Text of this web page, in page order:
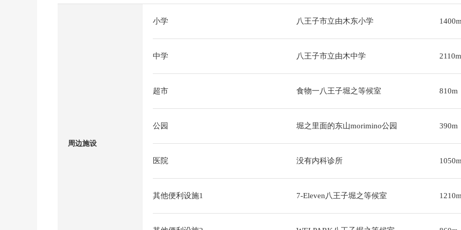
周边施设
小学 八王子市立由木东小学 1400m
中学 八王子市立由木中学 2110m
超市 食物一八王子堀之等候室 810m
公园 堀之里面的东山morimino公园 390m
医院 没有内科诊所 1050m
其他便利设施1 7-Eleven八王子堀之等候室 1210m